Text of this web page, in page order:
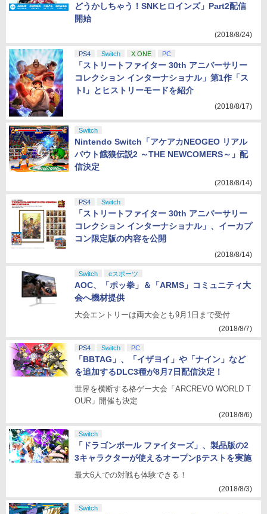
どうかしちゃう！SNKヒロインズ」Part2配信
開始
(2018/8/24)
PS4 Switch X ONE PC
「ストリートファイター 30th アニバーサリー
コレクション インターナショナル」第1作「ス
トI」とヒストリーモードを紹介
(2018/8/17)
Switch
Nintendo Switch「アケアカNEOGEO リアル
バウト餓狼伝説2 ～THE NEWCOMERS～」配
信決定
(2018/8/14)
PS4 Switch
「ストリートファイター 30th アニバーサリー
コレクション インターナショナル」、イーカプ
コン限定版の内容を公開
(2018/8/14)
Switch eスポーツ
AOC、「ポッ拳」＆「ARMS」コミュニティ大
会へ機材提供
大会エントリーは両大会とも9月1日まで受付
(2018/8/7)
PS4 Switch PC
「BBTAG」、「イザヨイ」や「ナイン」など
を追加するDLC3種が8月7日配信決定！
世界を横断する格ゲー大会「ARCREVO WORLD T
OUR」開催も決定
(2018/8/6)
Switch
「ドラゴンボール ファイターズ」、製品版の2
3キャラクターが使えるオープンβテストを実施
最大6人での対戦も体験できる！
(2018/8/3)
Switch